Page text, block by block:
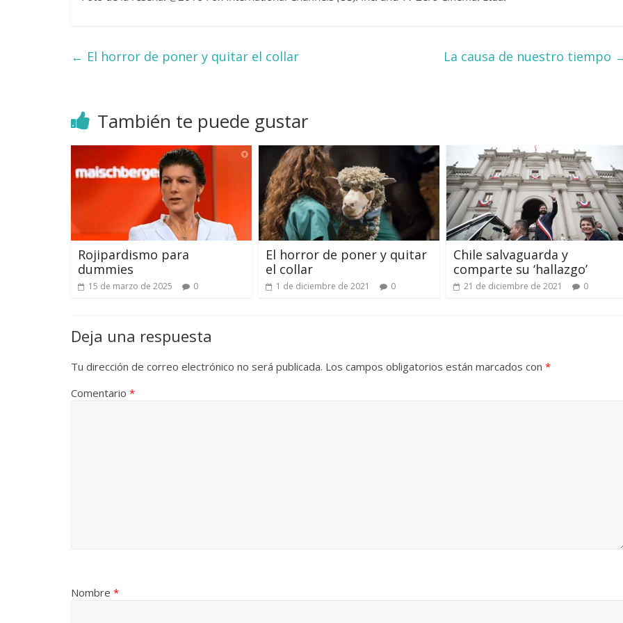
← El horror de poner y quitar el collar La causa de nuestro tiempo
También te puede gustar
Rojipardismo para
dummies
15 de marzo de 2025 0
El horror de poner y quitar
el collar
1 de diciembre de 2021 0
Chile salvaguarda y
comparte su ‘hallazgo’
21 de diciembre de 2021 0
Deja una respuesta
Tu dirección de correo electrónico no será publicada. Los campos obligatorios están marcados con *
Comentario *
Nombre *